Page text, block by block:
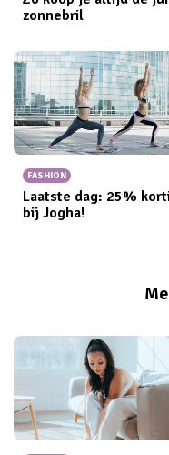
zonnebril
FASHION
Laatste dag: 25%
bij Jogha!